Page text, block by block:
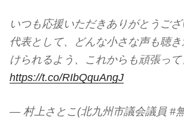
いつも応援いただきありがとうご
代表として、どんな小さな声も聴
けられるよう、これからも頑張って
https://t.co/RIbQquAngJ
— 村上さとこ(北九州市議会議員 #